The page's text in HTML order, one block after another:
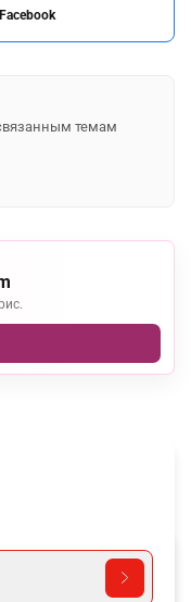
Facebook
темам